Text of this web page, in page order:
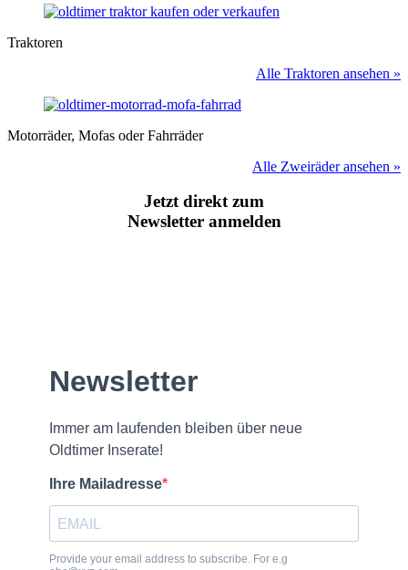
Traktoren
Alle Traktoren ansehen »
Motorräder, Mofas oder Fahrräder
Alle Zweiräder ansehen »
Jetzt direkt zum
Newsletter anmelden